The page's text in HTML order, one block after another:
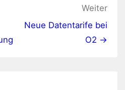
Weiter
Neue Datentarife bei
O2 →